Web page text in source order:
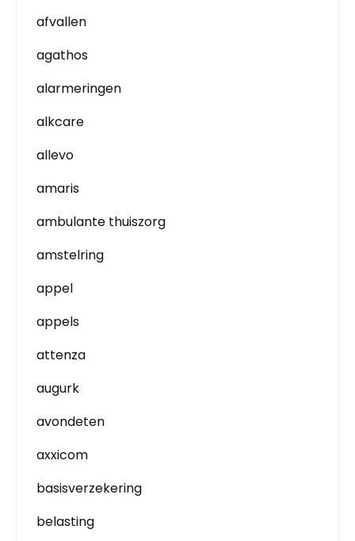
afvallen
agathos
alarmeringen
alkcare
allevo
amaris
ambulante thuiszorg
amstelring
appel
appels
attenza
augurk
avondeten
axxicom
basisverzekering
belasting